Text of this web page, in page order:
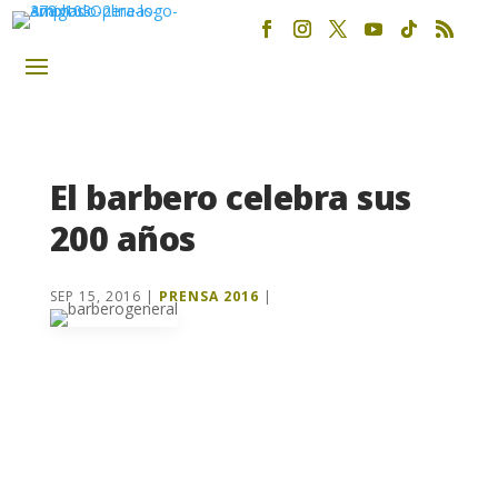
El barbero celebra sus
200 años
SEP 15, 2016 | PRENSA 2016 |